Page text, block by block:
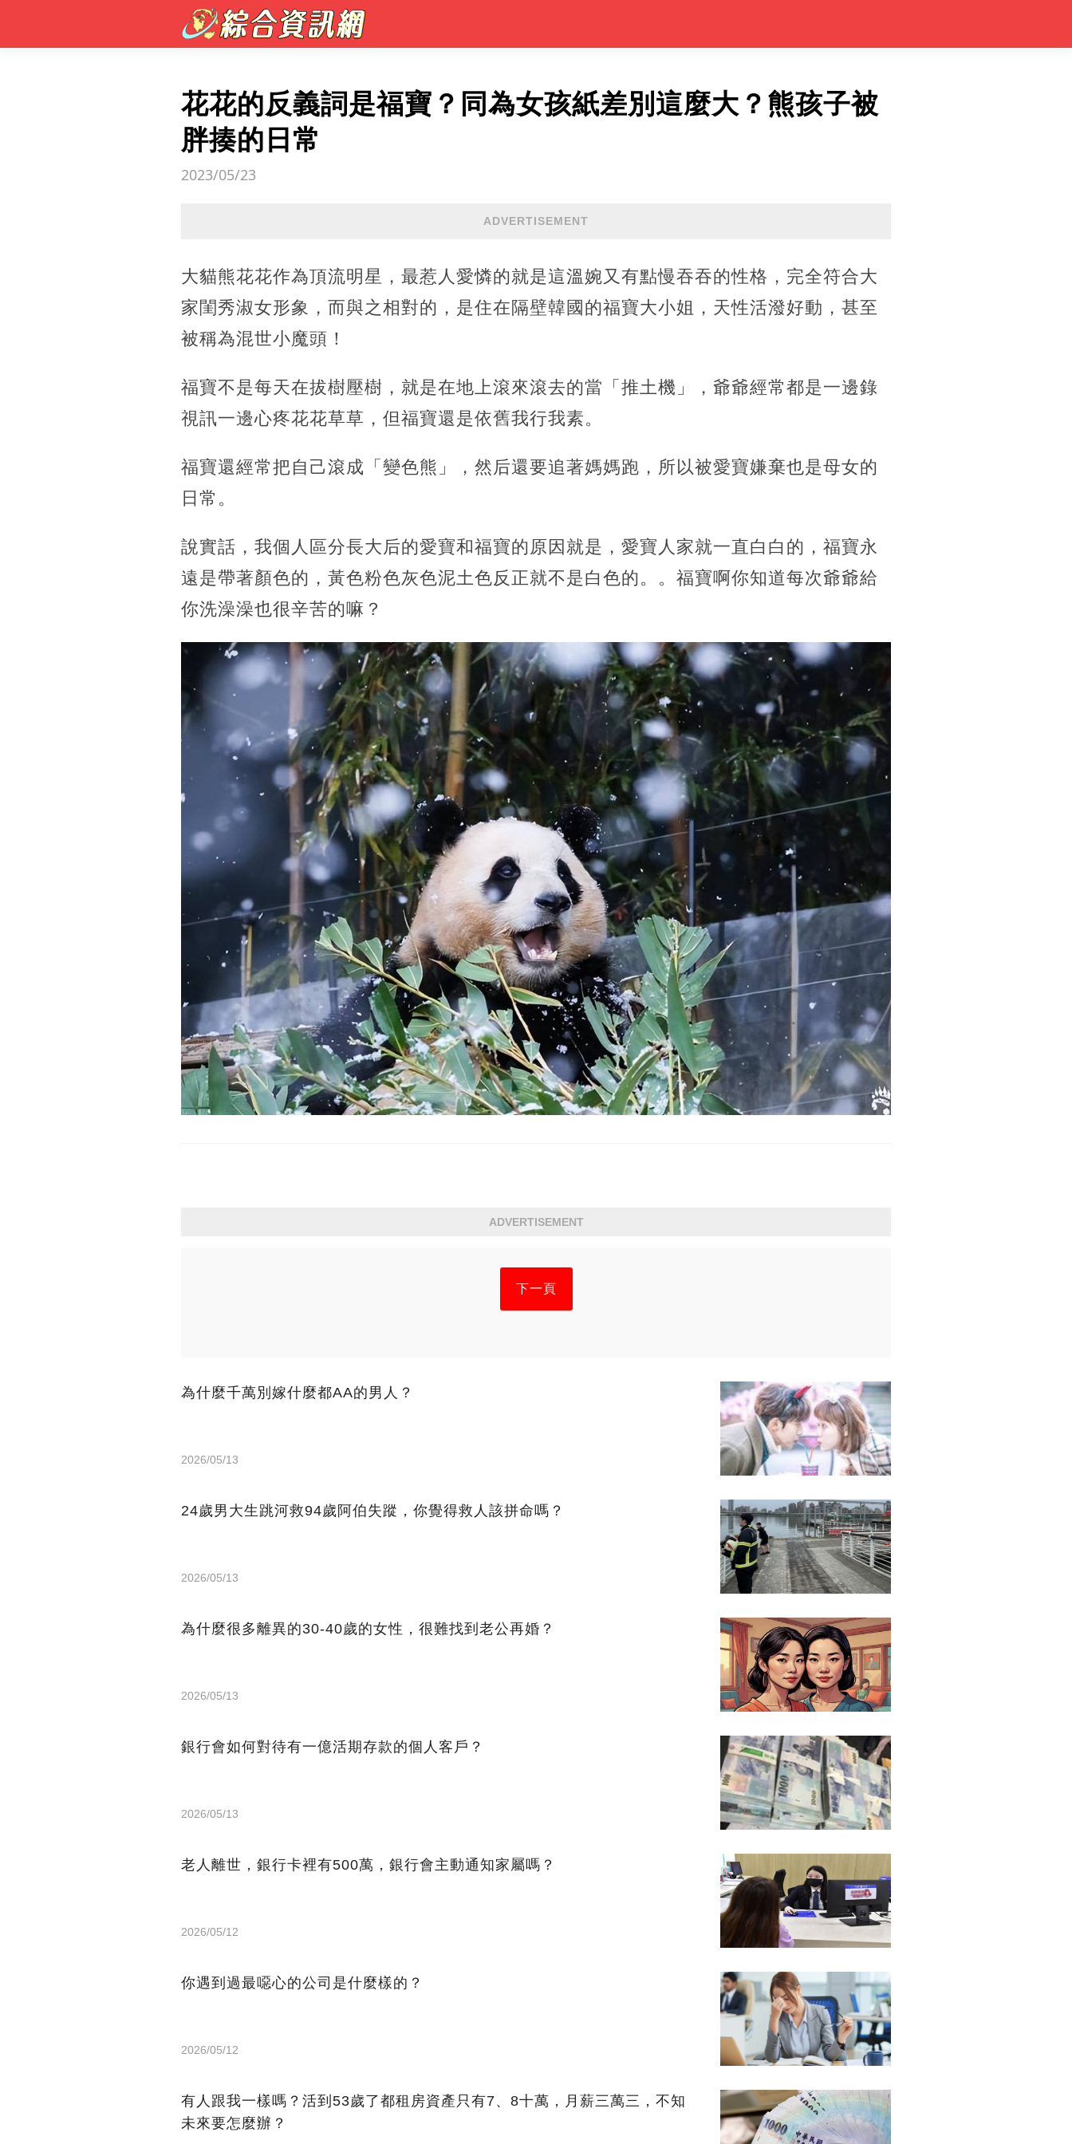
花花的反義詞是福寶？同為女孩紙差別這麼大？熊孩子被
胖揍的日常
2023/05/23
ADVERTISEMENT
大貓熊花花作為頂流明星，最惹人愛憐的就是這溫婉又有點慢吞吞的性格，完全符合大
家閨秀淑女形象，而與之相對的，是住在隔壁韓國的福寶大小姐，天性活潑好動，甚至
被稱為混世小魔頭！
福寶不是每天在拔樹壓樹，就是在地上滾來滾去的當「推土機」，爺爺經常都是一邊錄
視訊一邊心疼花花草草，但福寶還是依舊我行我素。
福寶還經常把自己滾成「變色熊」，然后還要追著媽媽跑，所以被愛寶嫌棄也是母女的
日常。
說實話，我個人區分長大后的愛寶和福寶的原因就是，愛寶人家就一直白白的，福寶永
遠是帶著顏色的，黃色粉色灰色泥土色反正就不是白色的。。福寶啊你知道每次爺爺給
你洗澡澡也很辛苦的嘛？
ADVERTISEMENT
下一頁
為什麼千萬別嫁什麼都AA的男人？
2026/05/13
24歲男大生跳河救94歲阿伯失蹤，你覺得救人該拼命嗎？
2026/05/13
為什麼很多離異的30-40歲的女性，很難找到老公再婚？
2026/05/13
銀行會如何對待有一億活期存款的個人客戶？
2026/05/13
老人離世，銀行卡裡有500萬，銀行會主動通知家屬嗎？
2026/05/12
你遇到過最噁心的公司是什麼樣的？
2026/05/12
有人跟我一樣嗎？活到53歲了都租房資產只有7、8十萬，月薪三萬三，不知
未來要怎麼辦？